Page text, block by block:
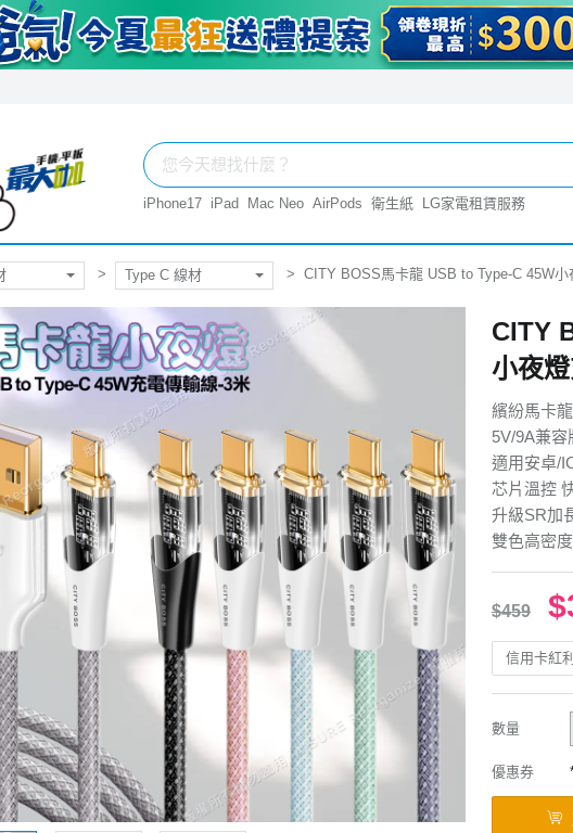
iPhone17 iPad Mac Neo AirPods 衛生紙 LG家電租賃服務
Type C 線材 CITY BOSS馬卡龍 USB to Type-C 45W
CITY
小夜
繽紛馬卡
5V/9A兼容
適用安卓/
芯片溫控
升級SR加
雙色高密
$459
信用卡紅
數量
優惠券